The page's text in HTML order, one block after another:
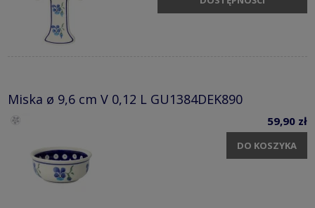
Miska ø 9,6 cm V 0,12 L GU1384DEK890
59,90 zł
DO KOSZYKA